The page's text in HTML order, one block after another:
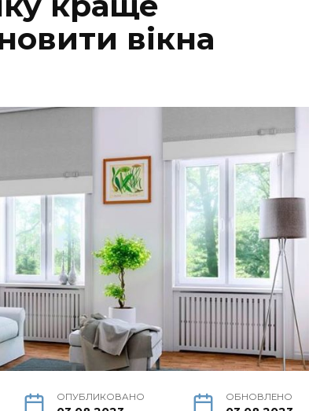
вікна
ОПУБЛИКОВАНО ОБНОВЛЕНО